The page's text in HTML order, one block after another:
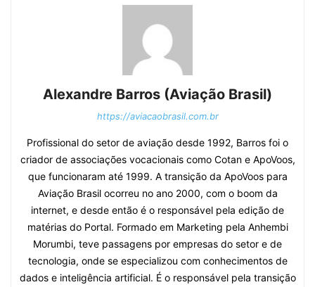
Alexandre Barros (Aviação Brasil)
https://aviacaobrasil.com.br
Profissional do setor de aviação desde 1992, Barros foi o
criador de associações vocacionais como Cotan e ApoVoos,
que funcionaram até 1999. A transição da ApoVoos para
Aviação Brasil ocorreu no ano 2000, com o boom da
internet, e desde então é o responsável pela edição de
matérias do Portal. Formado em Marketing pela Anhembi
Morumbi, teve passagens por empresas do setor e de
tecnologia, onde se especializou com conhecimentos de
dados e inteligência artificial. É o responsável pela transição